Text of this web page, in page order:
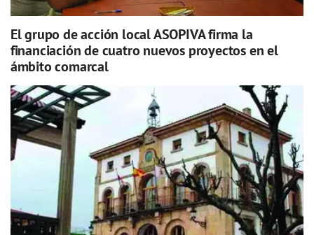
El grupo de acción local ASOPIVA firma la
financiación de cuatro nuevos proyectos en el
ámbito comarcal